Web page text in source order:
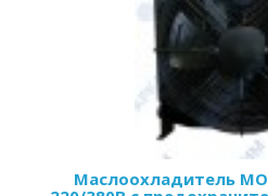
Маслоохладитель